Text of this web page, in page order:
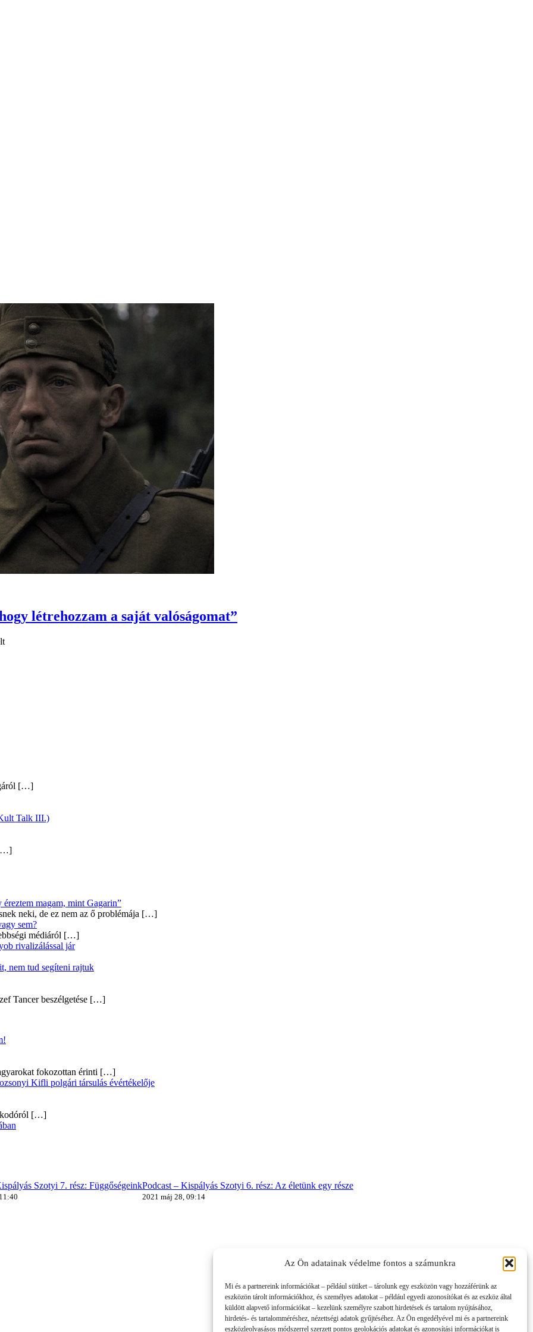
Az Ön adatainak védelme fontos a számunkra
Mi és a partnereink információkat – például sütiket – tárolunk egy eszközön vagy hozzáférünk az
eszközön tárolt információkhoz, és személyes adatokat – például egyedi azonosítókat és az eszköz által
küldött alapvető információkat – kezelünk személyre szabott hirdetések és tartalom nyújtásához,
hirdetés- és tartalomméréshez, nézettségi adatok gyűjtéséhez. Az Ön engedélyével mi és a partnereink
eszközleolvasásos módszerrel szerzett pontos geolokációs adatokat és azonosítási információkat is
létrehozzam a saját valóságomat”
[…]
Talk III.)
magam, mint Gagarin”
neki, de ez nem az ő problémája […]
sem?
médiáról […]
rivalizálással jár
nem tud segíteni rajtuk
Tancer beszélgetése […]
fokozottan érinti […]
Kifli polgári társulás évértékelője
[…]
Szotyi 7. rész: FüggőségeinkPodcast – Kispályás Szotyi 6. rész: Az életünk egy része
2021 máj 28, 09:14